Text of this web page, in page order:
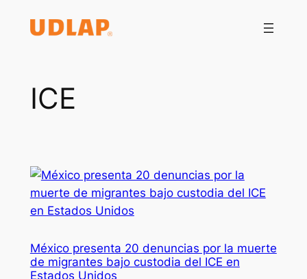
ICE
México presenta 20 denuncias por la muerte
de migrantes bajo custodia del ICE en
Estados Unidos